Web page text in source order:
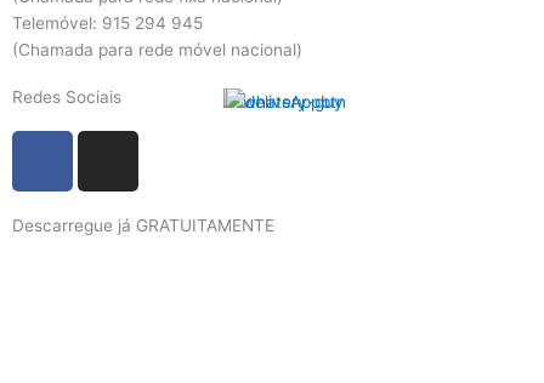
Telemóvel: 915 294 945
(Chamada para rede móvel nacional)
Redes Sociais
e
t
Descarregue já GRATUITAMENTE